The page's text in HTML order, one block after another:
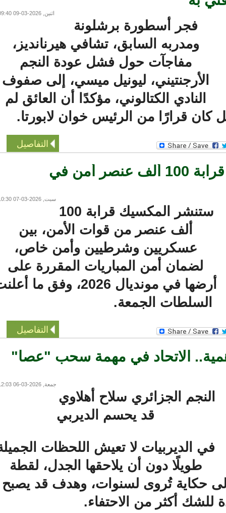
اثنين, 2026-03-09 09:40
فجر أسطورة برشلونة
ومدربه السابق، تشافي هيرنانديز،
مفاجآت حول فشل عودة النجم
الأرجنتيني، ليونيل ميسي، إلى صفوف
النادي الكتالوني، مؤكدًا أن العائق لم
كان قرارًا من الرئيس خوان لابورتا.
التفاصيل
المكسيك ستنشر قرابة 100 ألف عنصر أمن في
سبت, 2026-03-07 10:30
ستنشر المكسيك قرابة 100
ألف عنصر من قوات الأمن، بين
عسكريين وشرطيين وأمن خاص،
لضمان أمن المباريات المقررة على
أرضها في مونديال 2026، وفق ما أعلنت
السلطات الجمعة.
التفاصيل
الاتحاد في مهمة سحب "عصا"
جمعة, 2026-03-06 12:03
النجم الجزائري سلاح أهلاوي
قد يحسم الديربي
في الديربيات لا تعيش اللحظات الجميلة
طويلًا دون أن يلاحقها الجدل، لقطة
حكاية تُروى لسنوات، وهدف قد يصبح
أكثر من الاحتفاء.